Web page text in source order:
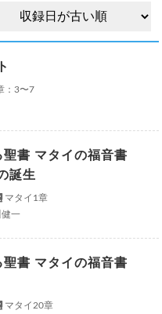
：3〜7
書 マタイの福音書
誕生
マタイ1章
健一
書 マタイの福音書
マタイ20章